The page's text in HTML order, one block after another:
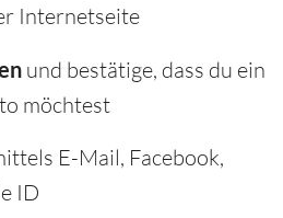
Internetseite
und bestätige, dass du ein
möchtest
E-Mail, Facebook,
ID